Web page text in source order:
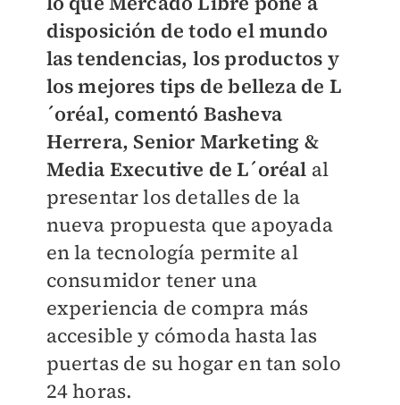
disposición de todo el mundo
las tendencias, los productos y
los mejores tips de belleza de L
´oréal, comentó Basheva
Herrera, Senior Marketing &
Media Executive de L´oréal al
presentar los detalles de la
nueva propuesta que apoyada
en la tecnología permite al
consumidor tener una
experiencia de compra más
accesible y cómoda hasta las
puertas de su hogar en tan solo
24 horas.